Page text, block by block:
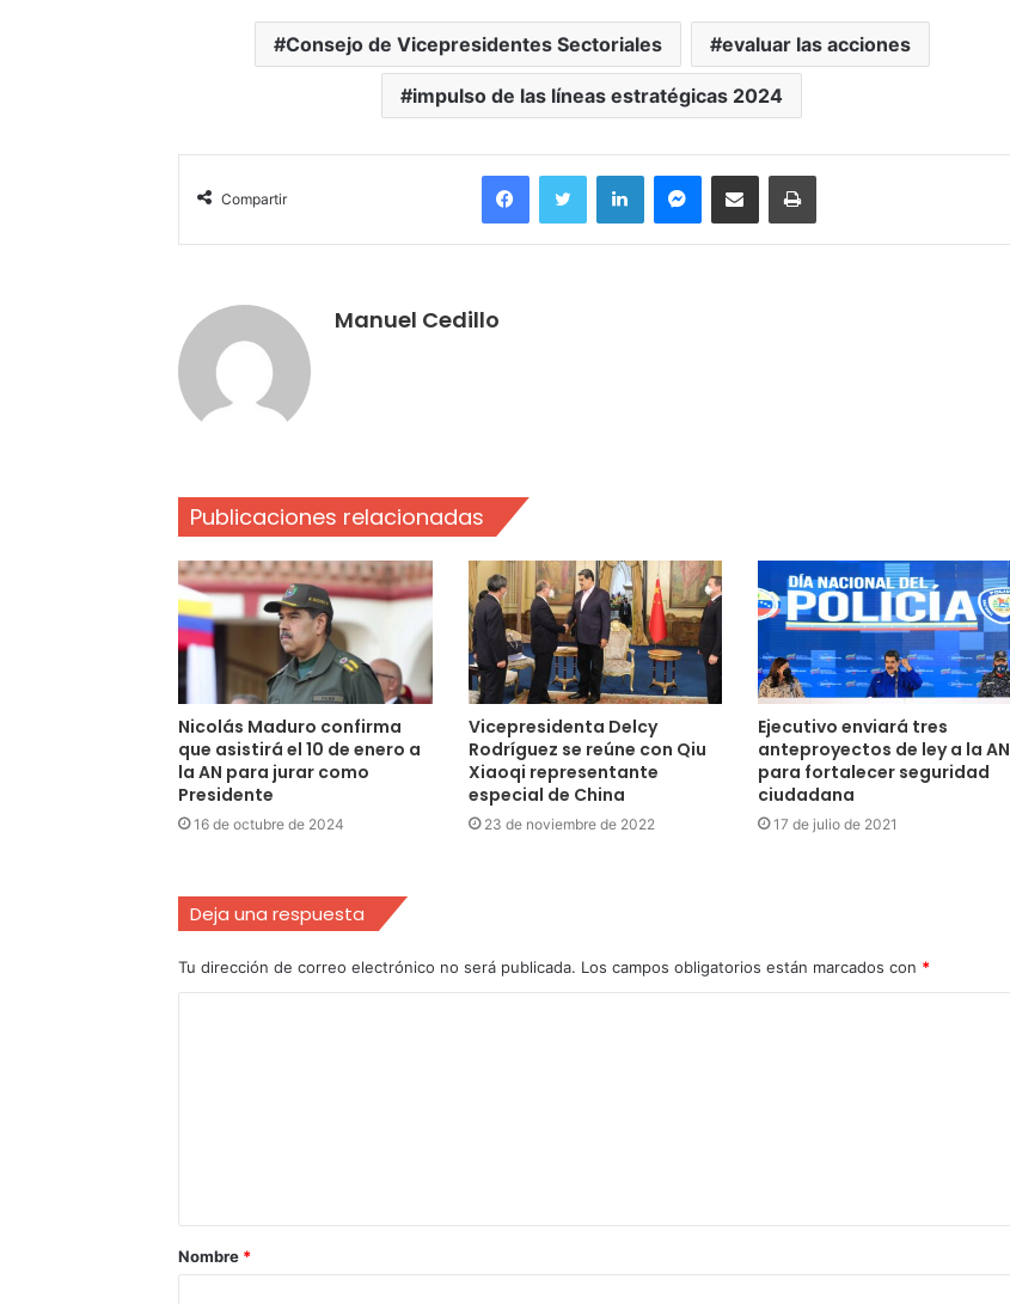
Consejo de Vicepresidentes Sectoriales evaluar las acciones
impulso de las líneas estratégicas 2024
Compartir
FacebookTwitter LinkedInMessengerCompartir por correo electrónicoImprimir
Manuel Cedillo
Publicaciones relacionadas
Nicolás Maduro confirma
que asistirá el 10 de enero a
la AN para jurar como
Presidente
16 de octubre de 2024
Vicepresidenta Delcy
Rodríguez se reúne con Qiu
Xiaoqi representante
especial de China
23 de noviembre de 2022
Ejecutivo enviará tres
anteproyectos de ley a la AN
para fortalecer seguridad
ciudadana
17 de julio de 2021
Deja una respuesta
Tu dirección de correo electrónico no será publicada. Los campos obligatorios están marcados con *
Nombre *